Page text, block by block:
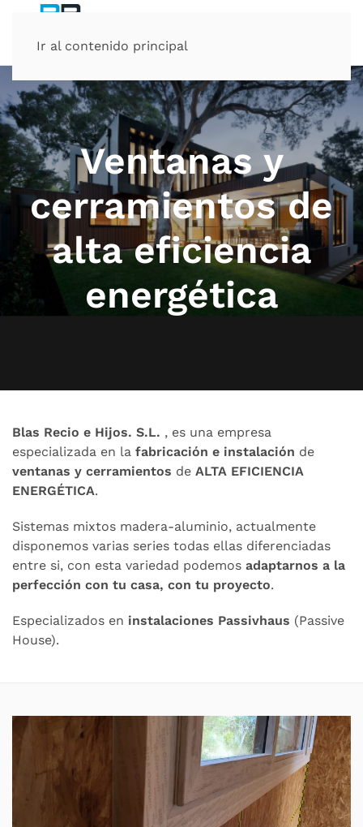
Ir al contenido principal
Ventanas y
cerramientos de
alta eficiencia
energética
Blas Recio e Hijos. S.L. , es una empresa
especializada en la fabricación e instalación de
ventanas y cerramientos de ALTA EFICIENCIA
ENERGÉTICA.
Sistemas mixtos madera-aluminio, actualmente
disponemos varias series todas ellas diferenciadas
entre si, con esta variedad podemos adaptarnos a la
perfección con tu casa, con tu proyecto.
Especializados en instalaciones Passivhaus (Passive
House).